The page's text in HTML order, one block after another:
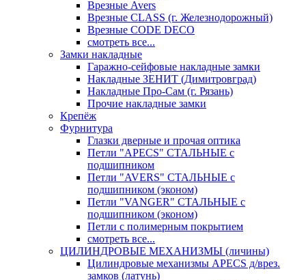
Врезные Avers
Врезные CLASS (г. Железнодорожный)
Врезные CODE DECO
смотреть все...
Замки накладные
Гаражно-сейфовые накладные замки
Накладные ЗЕНИТ (Димитровград)
Накладные Про-Сам (г. Рязань)
Прочие накладные замки
Крепёж
Фурнитура
Глазки дверные и прочая оптика
Петли "APECS" СТАЛЬНЫЕ с
подшипником
Петли "AVERS" СТАЛЬНЫЕ с
подшипником (эконом)
Петли "VANGER" СТАЛЬНЫЕ с
подшипником (эконом)
Петли с полимерным покрытием
смотреть все...
ЦИЛИНДРОВЫЕ МЕХАНИЗМЫ (личины)
Цилиндровые механизмы APECS д/врез.
замков (латунь)